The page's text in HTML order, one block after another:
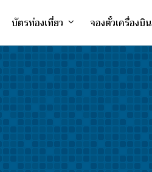
บัตรท่องเที่ยว จองตั๋วเครื่องบิน